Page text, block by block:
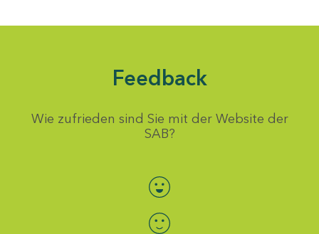
Feedback
Wie zufrieden sind Sie mit der Website der
SAB?
Bewertung auswählen